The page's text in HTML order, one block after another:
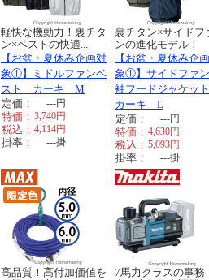
軽快な機動力！裏チタ
ン×ベストの快適...
【お盆・夏休み企画対
象①】ミドルファンベ
スト カーキ M
定価：
---円
特価： 3,740円
税込： 4,114円
掛率： ---掛
裏チタン×サイドフ
ンの進化モデル！
【お盆・夏休み企
象①】サイドファ
袖フードジャケ
カーキ L
定価：
---円
特価： 4,630円
税込： 5,093円
掛率： ---掛
高品質！高付加価値を
7馬力クラスの事務